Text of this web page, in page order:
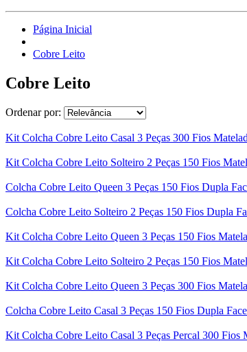
Página Inicial
Cobre Leito
Cobre Leito
Ordenar por:
Kit Colcha Cobre Leito Casal 3 Peças 300 Fios
Kit Colcha Cobre Leito Solteiro 2 Peças 150 Fios
Colcha Cobre Leito Queen 3 Peças 150 Fios Dupla
Colcha Cobre Leito Solteiro 2 Peças 150 Fios Dupla
Kit Colcha Cobre Leito Queen 3 Peças 150 Fios
Kit Colcha Cobre Leito Solteiro 2 Peças 150 Fios
Kit Colcha Cobre Leito Queen 3 Peças 300 Fios
Colcha Cobre Leito Casal 3 Peças 150 Fios Dupla
Kit Colcha Cobre Leito Casal 3 Peças Percal 300 Fios